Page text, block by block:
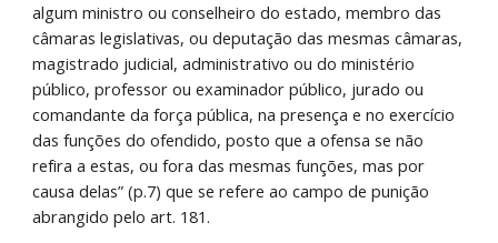
algum ministro ou conselheiro do estado, membro das
câmaras legislativas, ou deputação das mesmas câmaras,
magistrado judicial, administrativo ou do ministério
público, professor ou examinador público, jurado ou
comandante da força pública, na presença e no exercício
das funções do ofendido, posto que a ofensa se não
refira a estas, ou fora das mesmas funções, mas por
causa delas” (p.7) que se refere ao campo de punição
abrangido pelo art. 181.